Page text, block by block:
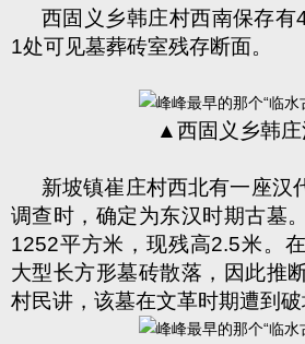
西固义乡韩庄村西南保存有
1处可见墓葬砖室残存断面。
▲西固义乡韩
新坡镇崔庄村西北有一座汉
调查时，确定为东汉时期古墓
1252平方米，现残高2.5米。
大型长方形墓砖散落，因此推
村民讲，该墓在文革时期遭到破